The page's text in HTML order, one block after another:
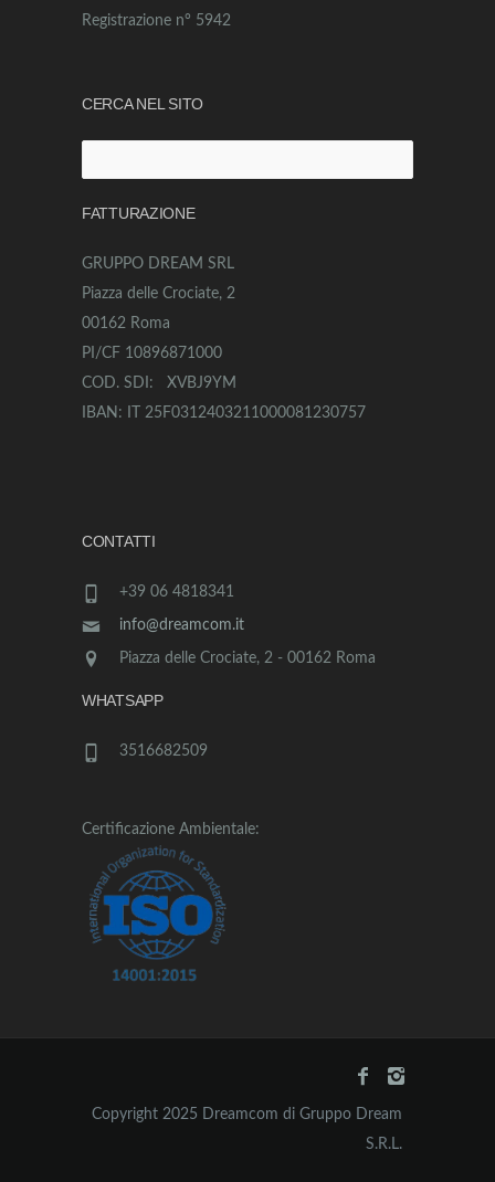
Registrazione n° 5942
CERCA NEL SITO
per:
FATTURAZIONE
GRUPPO DREAM SRL
Piazza delle Crociate, 2
00162 Roma
PI/CF 10896871000
COD. SDI: XVBJ9YM
IBAN: IT 25F0312403211000081230757
CONTATTI
+39 06 4818341
info@dreamcom.it
Piazza delle Crociate, 2 - 00162 Roma
WHATSAPP
3516682509
Certificazione Ambientale:
Copyright 2025 Dreamcom di Gruppo Dream
S.R.L.